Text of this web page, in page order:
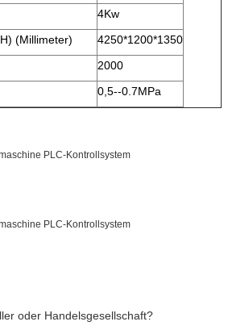
4Kw
(Millimeter)
4250*1200*1350
2000
0,5--0.7MPa
oder Handelsgesellschaft?